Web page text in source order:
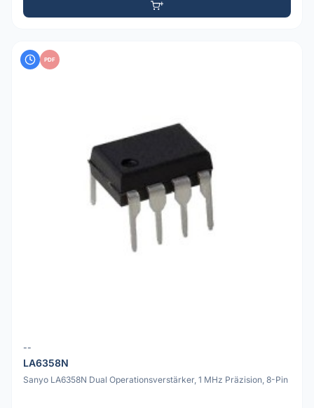
PDF
--
LA6358N
Sanyo LA6358N Dual Operationsverstärker, 1 MHz Präzision, 8-Pin